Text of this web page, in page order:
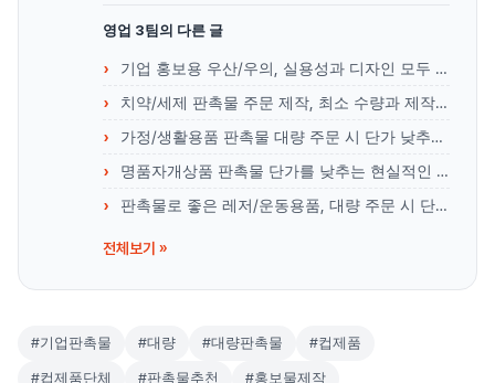
영업 3팀의 다른 글
기업 홍보용 우산/우의, 실용성과 디자인 모두 잡는 법
치약/세제 판촉물 주문 제작, 최소 수량과 제작 기간 안내
가정/생활용품 판촉물 대량 주문 시 단가 낮추는 방법
명품자개상품 판촉물 단가를 낮추는 현실적인 노하우
판촉물로 좋은 레저/운동용품, 대량 주문 시 단가 낮추는 팁
전체보기 »
#기업판촉물 #대량 #대량판촉물 #컵제품
#컵제품단체 #판촉물추천 #홍보물제작